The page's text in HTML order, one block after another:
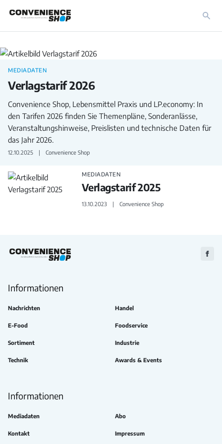
MEDIADATEN
Verlagstarif 2026
Convenience Shop, Lebensmittel Praxis und LP.economy: In
den Tarifen 2026 finden Sie Themenpläne, Sonderanlässe,
Veranstaltungshinweise, Preislisten und technische Daten für
das Jahr 2026.
12.10.2025 Convenience Shop
MEDIADATEN
Verlagstarif 2025
13.10.2023 Convenience Shop
Zu
Informationen
Nachrichten Handel
E-Food Foodservice
Sortiment Industrie
Technik Awards & Events
Informationen
Mediadaten Abo
Kontakt Impressum